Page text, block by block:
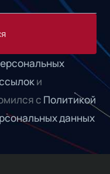
и
с Политикой
данных